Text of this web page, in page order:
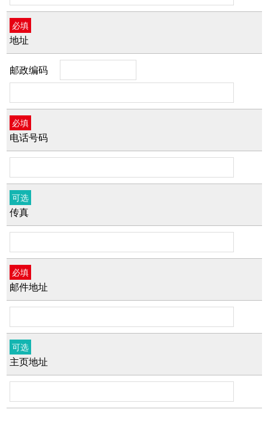
必填
地址
邮政编码
必填
电话号码
可选
传真
必填
邮件地址
可选
主页地址